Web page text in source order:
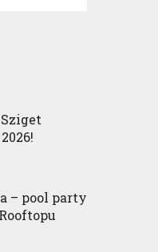
– pool party